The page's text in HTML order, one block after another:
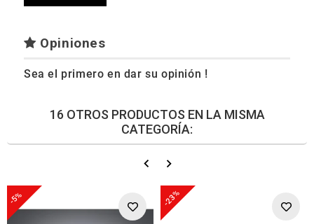
Opiniones
Sea el primero en dar su opinión !
16 OTROS PRODUCTOS EN LA MISMA
CATEGORÍA:
-5% -23%